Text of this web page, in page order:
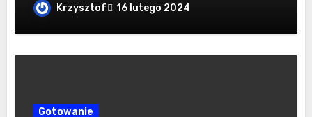
Krzysztof 16 lutego 2024
Gotowanie